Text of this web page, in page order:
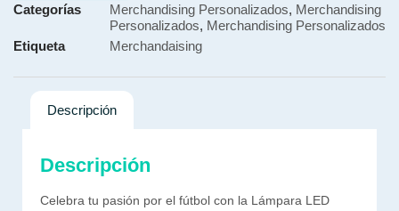
Categorías Merchandising Personalizados, Merchandising
Personalizados, Merchandising Personalizados
Etiqueta
Merchandaising
Descripción
Descripción
Celebra tu pasión por el fútbol con la Lámpara LED